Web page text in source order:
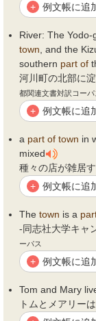
+ 例文帳に追
River: The
town , and the
southern part of
河川町の北部に
都関連文書対訳コーパ
+ 例文帳に追
a part of town in
mixed
種々の店が雑居
+ 例文帳に追
The town is a
-同志社大学キャ
ーパス
+ 例文帳に追
Tom and Mary
トムとメアリー